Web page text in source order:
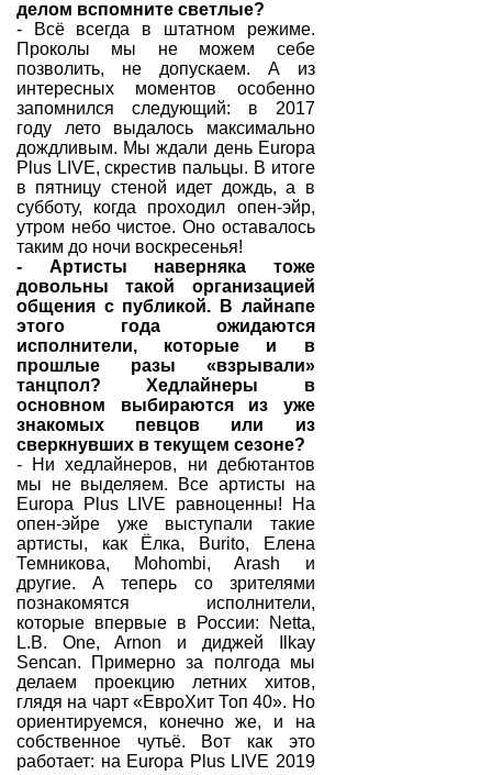
делом вспомните светлые?
- Всё всегда в штатном режиме.
Проколы мы не можем себе
позволить, не допускаем. А из
интересных моментов особенно
запомнился следующий: в 2017
году лето выдалось максимально
дождливым. Мы ждали день Europa
Plus LIVE, скрестив пальцы. В итоге
в пятницу стеной идет дождь, а в
субботу, когда проходил опен-эйр,
утром небо чистое. Оно оставалось
таким до ночи воскресенья!
- Артисты наверняка тоже
довольны такой организацией
общения с публикой. В лайнапе
этого года ожидаются
исполнители, которые и в
прошлые разы «взрывали»
танцпол? Хедлайнеры в
основном выбираются из уже
знакомых певцов или из
сверкнувших в текущем сезоне?
- Ни хедлайнеров, ни дебютантов
мы не выделяем. Все артисты на
Europa Plus LIVE равноценны! На
опен-эйре уже выступали такие
артисты, как Ёлка, Burito, Елена
Темникова, Mohombi, Arash и
другие. А теперь со зрителями
познакомятся исполнители,
которые впервые в России: Netta,
L.B. One, Arnon и диджей Ilkay
Sencan. Примерно за полгода мы
делаем проекцию летних хитов,
глядя на чарт «ЕвроХит Топ 40». Но
ориентируемся, конечно же, и на
собственное чутьё. Вот как это
работает: на Europa Plus LIVE 2019